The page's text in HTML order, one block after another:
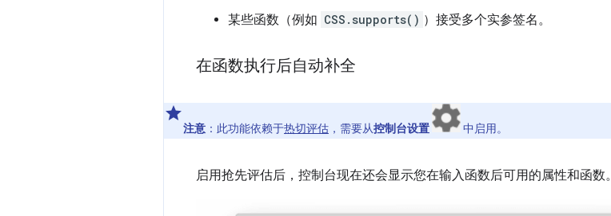
某些函数（例如 CSS.supports() ）接受多个实参签名。
在函数执行后自动补全
注意 ：此功能依赖于热切评估 ，需要从控制台设置 中启用。
启用抢先评估后，控制台现在还会显示您在输入函数后可用的属性和函数。